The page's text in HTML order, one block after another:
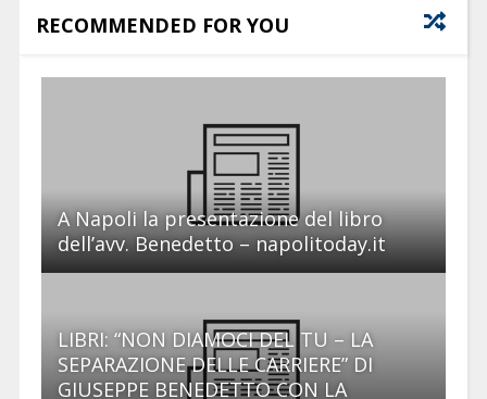
RECOMMENDED FOR YOU
A Napoli la presentazione del libro
dell’avv. Benedetto – napolitoday.it
LIBRI: “NON DIAMOCI DEL TU – LA
SEPARAZIONE DELLE CARRIERE” DI
GIUSEPPE BENEDETTO CON LA